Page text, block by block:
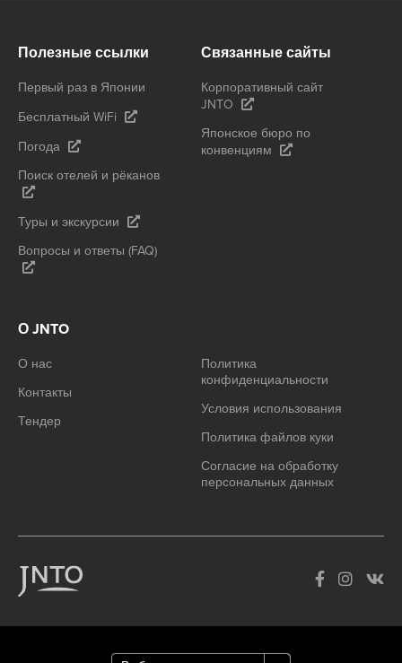
Полезные ссылки
Первый раз в Японии
Бесплатный WiFi
Погода
Поиск отелей и рёканов
Туры и экскурсии
Вопросы и ответы (FAQ)
Связанные сайты
Корпоративный сайт
JNTO
Японское бюро по
конвенциям
О JNTO
О нас
Контакты
Тендер
Политика
конфиденциальности
Условия использования
Политика файлов куки
Согласие на обработку
персональных данных